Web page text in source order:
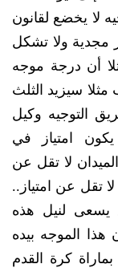
لا يخضع لقانون
مجدية ولا تشكل
أن درجة موجه
سيزيد الثلث
التوجيه وكيل
امتياز في
لا تقل عن
تقل عن امتياز..
يسعى لنيل هذه
هذا الموجه بيده
كرة القدم